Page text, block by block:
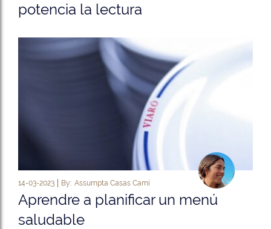
potencia la lectura
14-03-2023 By: Assumpta Casas Camí
Aprendre a planificar un menú
saludable